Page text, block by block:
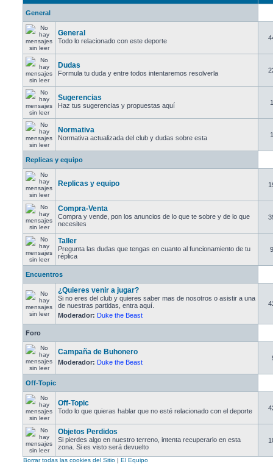
General
General
Todo lo relacionado con este deporte
Dudas
Formula tu duda y entre todos intentaremos resolverla
Sugerencias
Haz tus sugerencias y propuestas aquí
Normativa
Normativa actualizada del club y dudas sobre esta
Replicas y equipo
Replicas y equipo
Compra-Venta
Compra y vende, pon los anuncios de lo que te sobre y de lo que
necesites
Taller
Pregunta las dudas que tengas en cuanto al funcionamiento de tu
réplica
Encuentros
¿Quieres venir a jugar?
Si no eres del club y quieres saber mas de nosotros o asistir a una
de nuestras partidas, entra aquí.
Moderador: Duke the Beast
Foro
Campaña de Buhonero
Moderador: Duke the Beast
Off-Topic
Off-Topic
Todo lo que quieras hablar que no esté relacionado con el deporte
Objetos Perdidos
Si pierdes algo en nuestro terreno, intenta recuperarlo en esta
zona. Si es visto será devuelto
Borrar todas las cookies del Sitio | El Equipo